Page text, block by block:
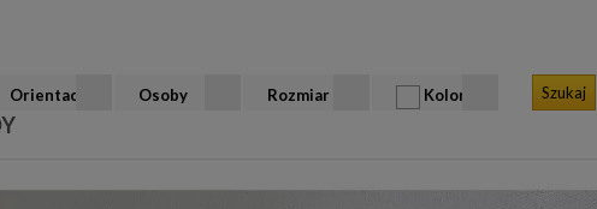
Orientacja Osoby Rozmiar Kolor